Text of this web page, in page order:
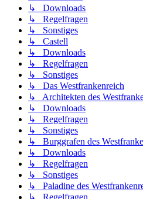
↳ Downloads
↳ Regelfragen
↳ Sonstiges
↳ Castell
↳ Downloads
↳ Regelfragen
↳ Sonstiges
↳ Das Westfrankenreich
↳ Architekten des
↳ Downloads
↳ Regelfragen
↳ Sonstiges
↳ Burggrafen des
↳ Downloads
↳ Regelfragen
↳ Sonstiges
↳ Paladine des